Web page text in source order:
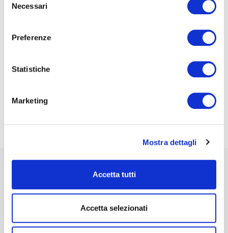
delNecessari
Preferenze
Statistiche
Marketing
Mostra dettagli
Accetta tutti
Accetta selezionati
Ai sensi e per gli effetti degli artt. 6, 7, 12, 13 del
trattamento dei dati personali
Iscriviti alla Newsletter
Stai navigando la versione beta di 0-10x / Innovation
Business Labs.
Ad oggi sono disponibili solo alcune
, lefrasi celebri dei ribelli
dell'innovazione, ibias e le euristiche che uccidono